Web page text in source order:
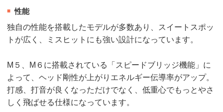
性能
独自の性能を搭載したモデルが多数あり、スイートスポッ
トが広く、ミスヒットにも強い設計になっています。
M５、M６に搭載されている「スピードブリッジ機能」に
よって、ヘッド剛性が上がりエネルギー伝導率がアップ。
打感、打音が良くなっただけでなく、低重心でもっとやさ
しく飛ばせる仕様になっています。